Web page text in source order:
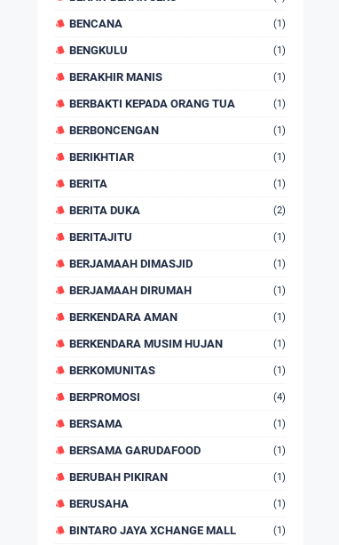
BENCANA (1)
BENGKULU (1)
BERAKHIR MANIS (1)
BERBAKTI KEPADA ORANG TUA (1)
BERBONCENGAN (1)
BERIKHTIAR (1)
BERITA (1)
BERITA DUKA (2)
BERITAJITU (1)
BERJAMAAH DIMASJID (1)
BERJAMAAH DIRUMAH (1)
BERKENDARA AMAN (1)
BERKENDARA MUSIM HUJAN (1)
BERKOMUNITAS (1)
BERPROMOSI (4)
BERSAMA (1)
BERSAMA GARUDAFOOD (1)
BERUBAH PIKIRAN (1)
BERUSAHA (1)
BINTARO JAYA XCHANGE MALL (1)